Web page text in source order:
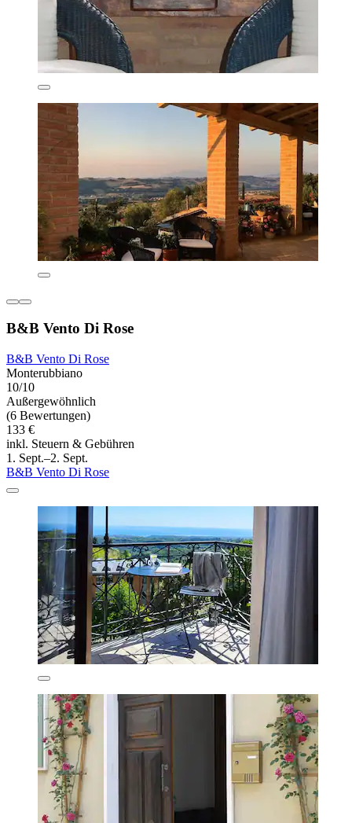
B&B Vento Di Rose
B&B Vento Di Rose
Monterubbiano
10/10
Außergewöhnlich
(6 Bewertungen)
133 €
inkl. Steuern & Gebühren
1. Sept.–2. Sept.
B&B Vento Di Rose